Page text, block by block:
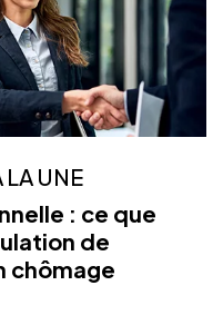
LA UNE
: ce que
de
chômage